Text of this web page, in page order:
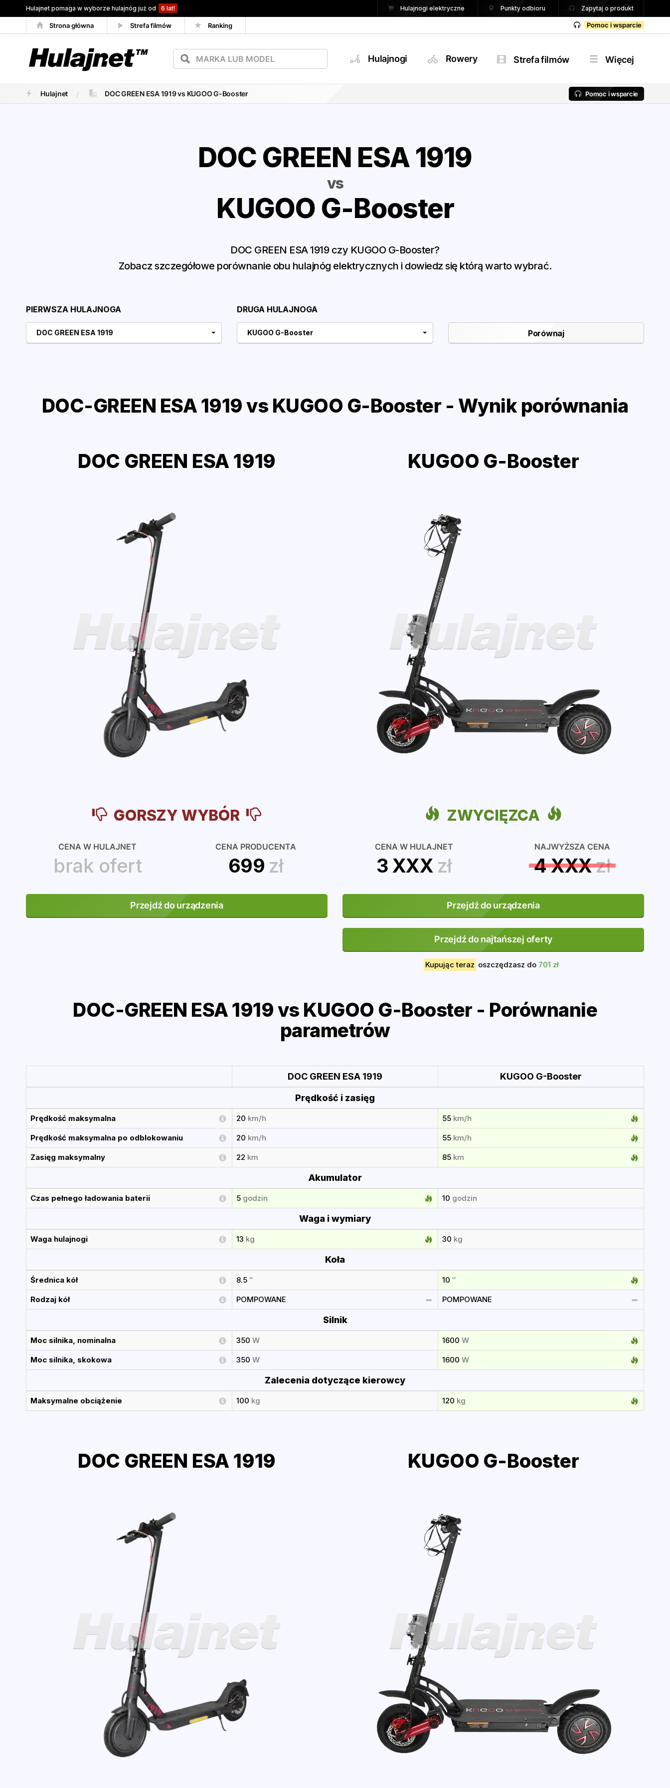
Hulajnet pomaga w wyborze hulajnóg już od 6 lat! Hulajnogi elektryczne Punkty odbioru Zapytaj o produkt
Strona główna Strefa filmów Ranking Pomoc i wsparcie
Hulajnogi Rowery Strefa filmów Więcej
Hulajnet DOC GREEN ESA 1919 vs KUGOO G-Booster Pomoc i wsparcie
DOC GREEN ESA 1919
vs
KUGOO G-Booster
DOC GREEN ESA 1919 czy KUGOO G-Booster?
Zobacz szczegółowe porównanie obu hulajnóg elektrycznych i dowiedz się którą warto wybrać.
PIERWSZA HULAJNOGA
DOC GREEN ESA 1919
DRUGA HULAJNOGA
KUGOO G-Booster
DOC-GREEN ESA 1919 vs KUGOO G-Booster - Wynik porównania
DOC GREEN ESA 1919
GORSZY WYBÓR
CENA W HULAJNET
brak ofert
CENA PRODUCENTA
699 zł
Przejdź do urządzenia
KUGOO G-Booster
ZWYCIĘZCA
CENA W HULAJNET
3 XXX zł
NAJWYŻSZA CENA
4 XXXzł
Przejdź do urządzenia
Przejdź do najtańszej oferty
Kupując teraz oszczędzasz do 701 zł
DOC-GREEN ESA 1919 vs KUGOO G-Booster - Porównanie
parametrów
DOC GREEN ESA 1919 KUGOO G-Booster
Prędkość i zasięg
Prędkość maksymalna 20 km/h 55 km/h
Prędkość maksymalna po odblokowaniu 20 km/h 55 km/h
Zasięg maksymalny 22 km 85 km
Akumulator
Czas pełnego ładowania baterii 5 godzin 10 godzin
Waga i wymiary
Waga hulajnogi 13 kg 30 kg
Koła
Średnica kół 8.5 ″ 10 ″
Rodzaj kół POMPOWANE POMPOWANE
Silnik
Moc silnika, nominalna 350 W 1600 W
Moc silnika, skokowa 350 W 1600 W
Zalecenia dotyczące kierowcy
Maksymalne obciążenie 100 kg 120 kg
DOC GREEN ESA 1919 KUGOO G-Booster